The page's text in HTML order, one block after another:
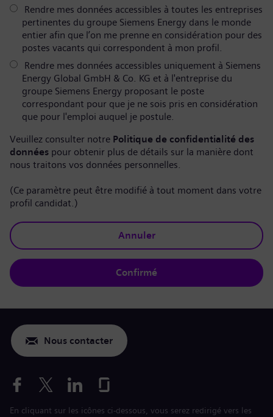
Rendre mes données accessibles à toutes les entreprises
pertinentes du groupe Siemens Energy dans le monde
entier afin que l’on me prenne en considération pour des
postes vacants qui correspondent à mon profil.
Rendre mes données accessibles uniquement à Siemens
Energy Global GmbH & Co. KG et à l'entreprise du
groupe Siemens Energy proposant le poste
correspondant pour que je ne sois pris en considération
que pour l'emploi auquel je postule.
Veuillez consulter notre Politique de confidentialité des
données pour obtenir plus de détails sur la manière dont
nous traitons vos données personnelles.
(Ce paramètre peut être modifié à tout moment dans votre
profil candidat.)
Annuler
Confirmé
Nous contacter
En cliquant sur les icônes ci-dessous, vous serez redirigé vers les